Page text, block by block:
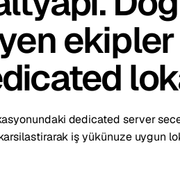
Stockholm
Warsaw
dedicated server
iş yükünuze uygun